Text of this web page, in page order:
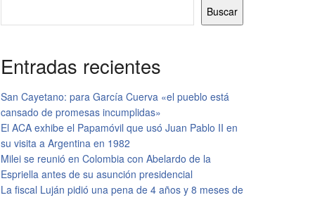
Buscar
Entradas recientes
San Cayetano: para García Cuerva «el pueblo está
cansado de promesas incumplidas»
El ACA exhibe el Papamóvil que usó Juan Pablo II en
su visita a Argentina en 1982
Milei se reunió en Colombia con Abelardo de la
Espriella antes de su asunción presidencial
La fiscal Luján pidió una pena de 4 años y 8 meses de